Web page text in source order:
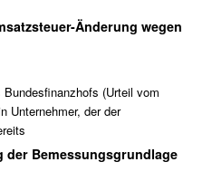
Änderung wegen
(Urteil vom
Unternehmer, der der
der Bemessungsgrundlage